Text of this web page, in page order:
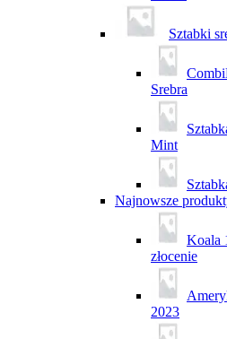
Sztabki
Srebra
Mint
Najnowsze
Koala
złocenie
2023